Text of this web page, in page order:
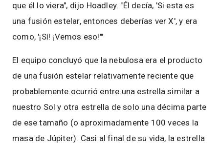
que él lo viera", dijo Hoadley. "Él decía, 'Si esta es
una fusión estelar, entonces deberías ver X', y era
como, '¡Sí! ¡Vemos eso!'"
El equipo concluyó que la nebulosa era el producto
de una fusión estelar relativamente reciente que
probablemente ocurrió entre una estrella similar a
nuestro Sol y otra estrella de solo una décima parte
de ese tamaño (o aproximadamente 100 veces la
masa de Júpiter). Casi al final de su vida, la estrella